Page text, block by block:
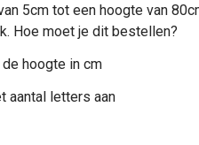
5cm tot een hoogte van
Hoe moet je dit bestellen?
hoogte in cm
aantal letters aan